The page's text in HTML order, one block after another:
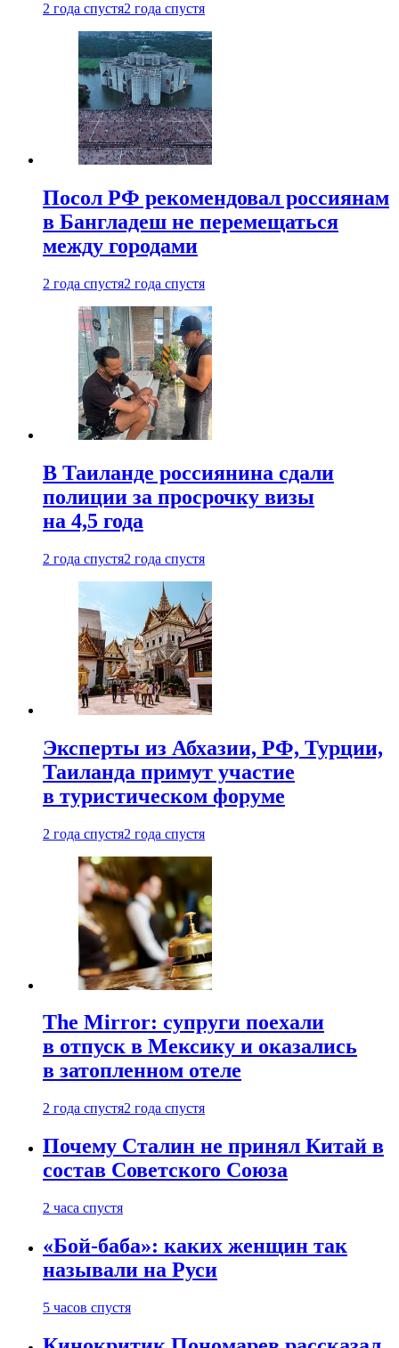
2 года спустя2 года спустя
Посол РФ рекомендовал россиянам
в Бангладеш не перемещаться
между городами
2 года спустя2 года спустя
В Таиланде россиянина сдали
полиции за просрочку визы
на 4,5 года
2 года спустя2 года спустя
Эксперты из Абхазии, РФ, Турции,
Таиланда примут участие
в туристическом форуме
2 года спустя2 года спустя
The Mirror: супруги поехали
в отпуск в Мексику и оказались
в затопленном отеле
2 года спустя2 года спустя
Почему Сталин не принял Китай в
состав Советского Союза
2 часа спустя
«Бой-баба»: каких женщин так
называли на Руси
5 часов спустя